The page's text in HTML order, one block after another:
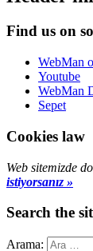
Find us on
WebMan
Youtube
WebMan
Sepet
Cookies law
Web sitemizde
istiyorsanız »
Search the
Arama: